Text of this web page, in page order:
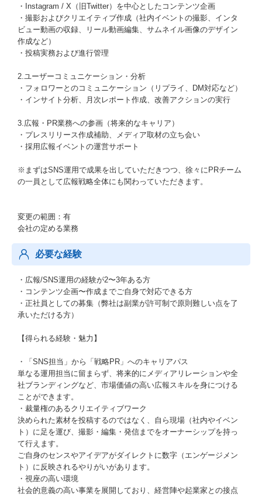
・Instagram / X（旧Twitter）を中心としたコンテンツ企画
・撮影およびクリエイティブ作成（社内イベントの撮影、インタ
ビュー動画の収録、リール動画編集、サムネイル画像のデザイン
作成など）
・投稿実務および進行管理
2.ユーザーコミュニケーション・分析
・フォロワーとのコミュニケーション（リプライ、DM対応など）
・インサイト分析、月次レポート作成、改善アクションの実行
3.広報・PR業務への参画（将来的なキャリア）
・プレスリリース作成補助、メディア取材の立ち会い
・採用広報イベントの運営サポート
※まずはSNS運用で成果を出していただきつつ、徐々にPRチーム
の一員として広報戦略全体にも関わっていただきます。
変更の範囲：有
会社の定める業務
必要な経験
・広報/SNS運用の経験が2〜3年ある方
・コンテンツ企画〜作成までご自身で対応できる方
・正社員としての募集（弊社は副業が許可制で原則難しい点を了
承いただける方）
【得られる経験・魅力】
・「SNS担当」から「戦略PR」へのキャリアパス
単なる運用担当に留まらず、将来的にメディアリレーションや全
社ブランディングなど、市場価値の高い広報スキルを身につける
ことができます。
・裁量権のあるクリエイティブワーク
決められた素材を投稿するのではなく、自ら現場（社内やイベン
ト）に足を運び、撮影・編集・発信までをオーナーシップを持っ
て行えます。
ご自身のセンスやアイデアがダイレクトに数字（エンゲージメン
ト）に反映されるやりがいがあります。
・視座の高い環境
社会的意義の高い事業を展開しており、経営陣や起業家との接点